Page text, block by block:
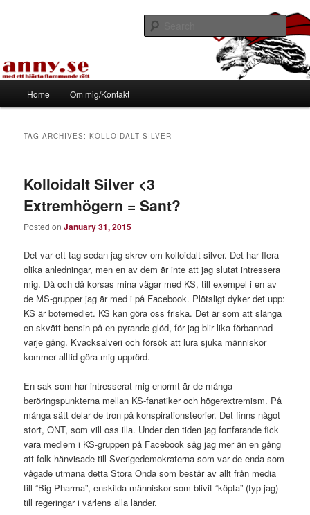
Tapirhen
Home Om mig/Kontakt
TAG ARCHIVES:KOLLOIDALT SILVER
Kolloidalt Silver <3
Extremhögern = Sant?
Posted onJanuary 31, 2015
Det var ett tag sedan jag skrev om kolloidalt silver. Det har flera
olika anledningar, men en av dem är inte att jag slutat intressera
mig. Då och då korsas mina vägar med KS, till exempel i en av
de MS-grupper jag är med i på Facebook. Plötsligt dyker det upp:
KS är botemedlet. KS kan göra oss friska. Det är som att slänga
en skvätt bensin på en pyrande glöd, för jag blir lika förbannad
varje gång. Kvacksalveri och försök att lura sjuka människor
kommer alltid göra mig upprörd.
En sak som har intresserat mig enormt är de många
beröringspunkterna mellan KS-fanatiker och högerextremism. På
många sätt delar de tron på konspirationsteorier. Det finns något
stort, ONT, som vill oss illa. Under den tiden jag fortfarande fick
vara medlem i KS-gruppen på Facebook såg jag mer än en gång
att folk hänvisade till Sverigedemokraterna som var de enda som
vågade utmana detta Stora Onda som består av allt från media
till “Big Pharma”, enskilda människor som blivit “köpta” (typ jag)
till regeringar i värlens alla länder.